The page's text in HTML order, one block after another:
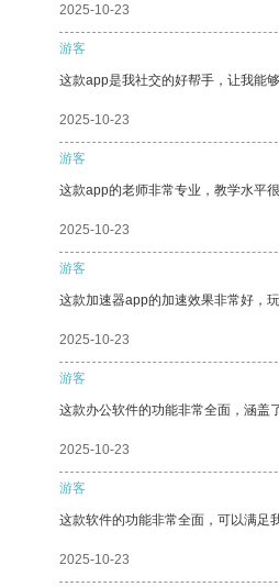
2025-10-23
游客
这款app是我社交的好帮手，让我能
2025-10-23
游客
这款app的老师非常专业，教学水平
2025-10-23
游客
这款加速器app的加速效果非常好，
2025-10-23
游客
这款办公软件的功能非常全面，涵盖
2025-10-23
游客
这款软件的功能非常全面，可以满足
2025-10-23